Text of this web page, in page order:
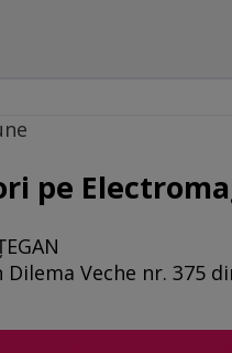
pe
Veche nr. 375